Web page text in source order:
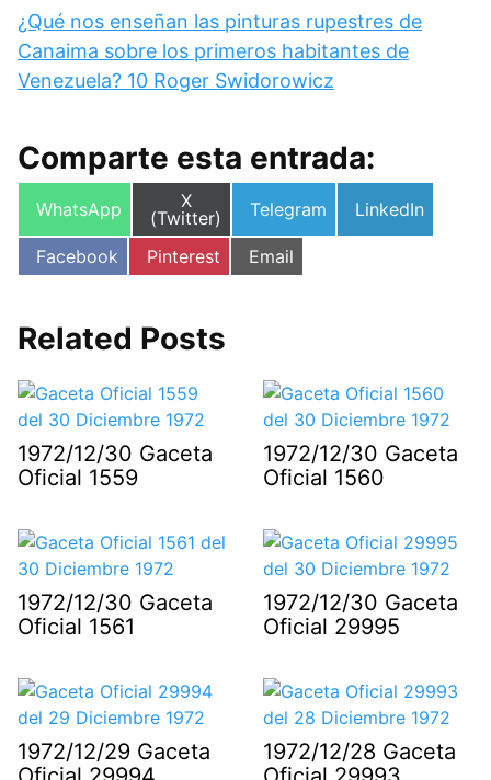
¿Qué nos enseñan las pinturas rupestres de
Canaima sobre los primeros habitantes de
Venezuela? 10 Roger Swidorowicz
Comparte esta entrada:
Compartir
WhatsApp
Compartir
en
X
(Twitter)
Compartir
Telegram
Compartir
LinkedIn
Compartir
en
Facebook
Compartir
en
Pinterest
Compartir
en
Email
Related Posts
1972/12/30 Gaceta
Oficial 1559
1972/12/30 Gaceta
Oficial 1560
1972/12/30 Gaceta
Oficial 1561
1972/12/30 Gaceta
Oficial 29995
1972/12/29 Gaceta
1972/12/28 Gaceta